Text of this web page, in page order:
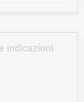
indicazioni